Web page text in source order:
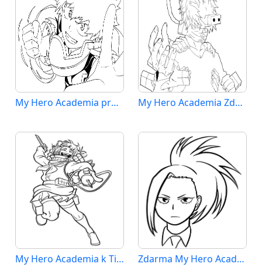
My Hero Academia pro 4leté Děti My Hero Academia Zdarma pro Děti
My Hero Academia k Tisku Zdarma My Hero Academia Obrázek